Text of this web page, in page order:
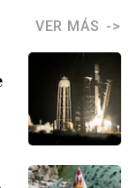
VER MÁS